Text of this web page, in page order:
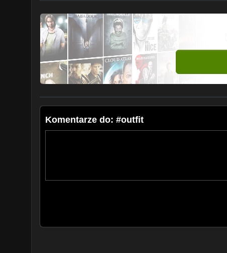
Komentarze do: #outfit